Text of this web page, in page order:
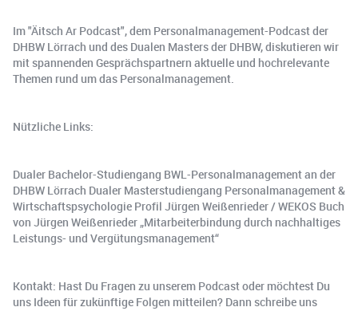
Im "Äitsch Ar Podcast", dem Personalmanagement-Podcast der
DHBW Lörrach und des Dualen Masters der DHBW, diskutieren wir
mit spannenden Gesprächspartnern aktuelle und hochrelevante
Themen rund um das Personalmanagement.
Nützliche Links:
Dualer Bachelor-Studiengang BWL-Personalmanagement an der
DHBW Lörrach Dualer Masterstudiengang Personalmanagement &
Wirtschaftspsychologie Profil Jürgen Weißenrieder / WEKOS Buch
von Jürgen Weißenrieder „Mitarbeiterbindung durch nachhaltiges
Leistungs- und Vergütungsmanagement“
Kontakt: Hast Du Fragen zu unserem Podcast oder möchtest Du
uns Ideen für zukünftige Folgen mitteilen? Dann schreibe uns